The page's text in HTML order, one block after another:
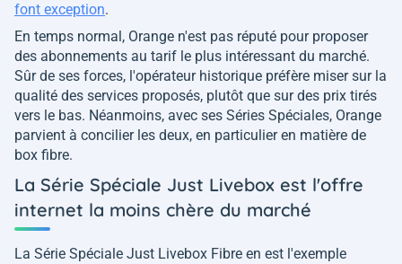
font exception.
En temps normal, Orange n'est pas réputé pour proposer
des abonnements au tarif le plus intéressant du marché.
Sûr de ses forces, l'opérateur historique préfère miser sur la
qualité des services proposés, plutôt que sur des prix tirés
vers le bas. Néanmoins, avec ses Séries Spéciales, Orange
parvient à concilier les deux, en particulier en matière de
box fibre.
La Série Spéciale Just Livebox est l'offre
internet la moins chère du marché
La Série Spéciale Just Livebox Fibre en est l'exemple